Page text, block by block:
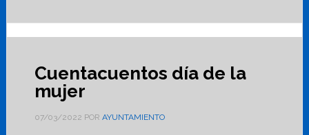
Cuentacuentos día de la
mujer
07/03/2022 POR AYUNTAMIENTO